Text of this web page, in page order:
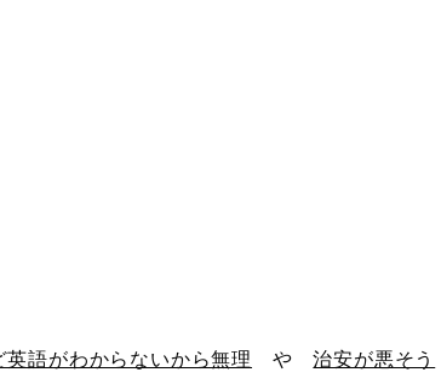
語がわからないから無理 や治安が悪そう